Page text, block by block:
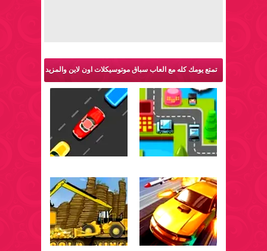
تمتع يومك كله مع العاب سباق موتوسيكلات اون لاين والمزيد
من ألعاب سيارات: